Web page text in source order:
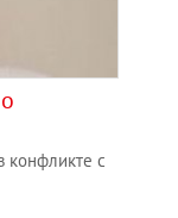
конфликте с